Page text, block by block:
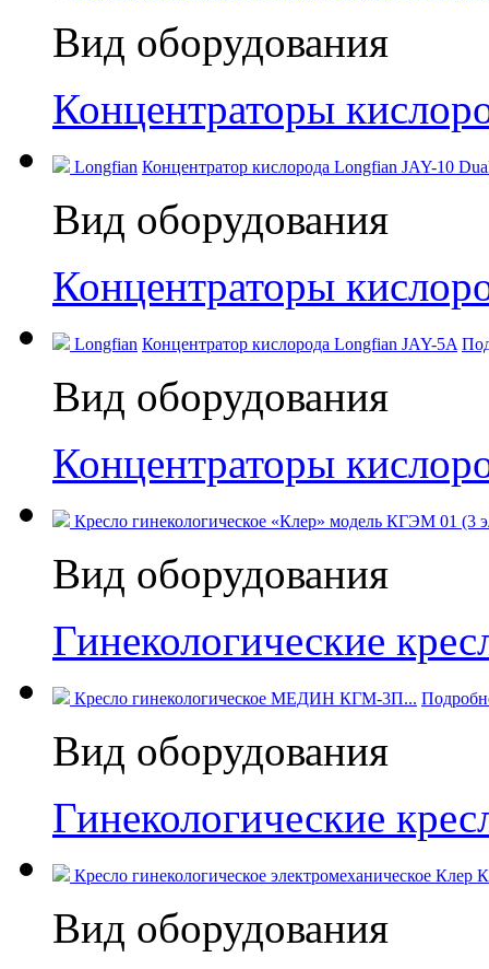
Вид оборудования
Концентраторы
Longfian Концентратор кислорода Longfian JAY-10
Вид оборудования
Концентраторы
Longfian Концентратор кислорода Longfian JAY-5A
Вид оборудования
Концентраторы
Кресло гинекологическое «Клер» модель КГЭМ 01 (3
Вид оборудования
Гинекологические
Кресло гинекологическое МЕДИН КГМ-3П...
Вид оборудования
Гинекологические
Кресло гинекологическое электромеханическое
Вид оборудования